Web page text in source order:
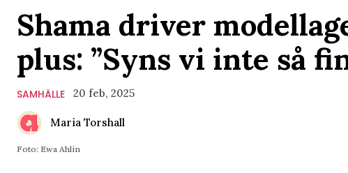
Shama driver
plus: ”Syns vi inte så
SAMHÄLLE 20 feb, 2025
Maria Torshall
Foto: Ewa Ahlin